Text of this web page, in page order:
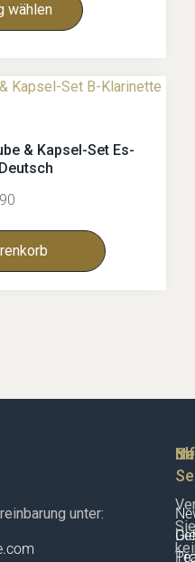
wählen
& Kapsel-Set Es-
unter:
Sie